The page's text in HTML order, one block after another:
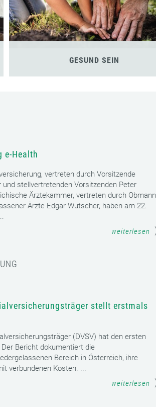
GESUND SEIN
e-Health
vertreten durch Vorsitzende
und stellvertretenden Vorsitzenden Peter
Ärztekammer, vertreten durch Obmann
Ärzte Edgar Wutscher, haben am 22.
weiterlesen
stellt erstmals
(DVSV) hat den ersten
Bericht dokumentiert die
Bereich in Österreich, ihre
verbundenen Kosten. ...
weiterlesen